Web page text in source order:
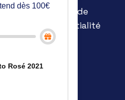
Politique de
confidentialité
dès 100€
Rosé 2021